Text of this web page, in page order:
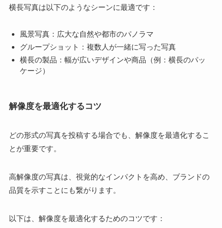
横長写真は以下のようなシーンに最適です：
風景写真：広大な自然や都市のパノラマ
グループショット：複数人が一緒に写った写真
横長の製品：幅が広いデザインや商品（例：横長のパッ
ケージ）
解像度を最適化するコツ
どの形式の写真を投稿する場合でも、解像度を最適化するこ
とが重要です。
高解像度の写真は、視覚的なインパクトを高め、ブランドの
品質を示すことにも繋がります。
以下は、解像度を最適化するためのコツです：